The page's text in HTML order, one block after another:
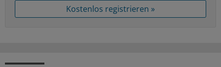
Kostenlos registrieren »